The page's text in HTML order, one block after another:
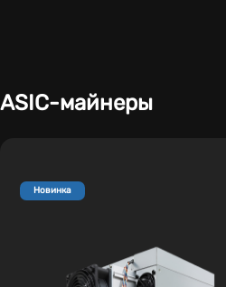
ASIC-майнеры
Новинка